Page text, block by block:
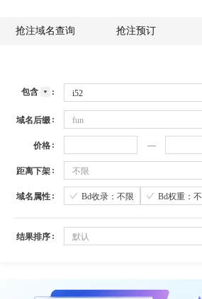
抢注域名查询 抢注预订
包含
域名后缀 fun
价格
距离下架 不限
域名属性 Bd收录：不限 Bd权重：
结果排序 默认